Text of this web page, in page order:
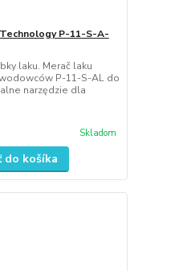
P-11-S-A-
laku. Merač laku
P-11-S-AL do
narzędzie dla
Skladom
do košíka